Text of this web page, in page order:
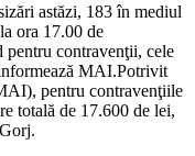
astăzi, 183 în mediul
ora 17.00 de
contravenţii, cele
MAI.Potrivit
pentru contravenţiile
totală de 17.600 de lei,